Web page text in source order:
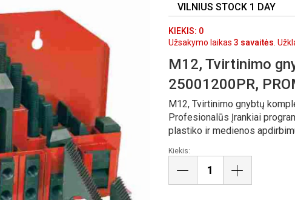
VILNIUS STOCK 1 DAY
KIEKIS: 0
Užsakymo laikas 3 savaitės .
M12, Tvirtinimo
25001200PR,
M12, Tvirtinimo gnybtų
Profesionalūs Įrankiai
plastiko ir medienos
Kiekis: